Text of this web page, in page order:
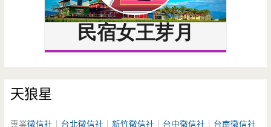
天狼星
專業徵信社 台北徵信社 ｜新竹徵信社 台中徵信社 台南徵信社